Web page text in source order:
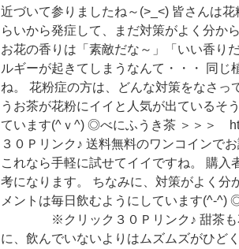
近づいて参りましたね～(>_<) 皆さんは
らいから発症して、まだ対策がよく分か
お花の香りは「素敵だな～」「いい香り
ルギーが起きてしまうなんて・・・ 同
ね。 花粉症の方は、どんな対策をなさっ
うお茶が花粉にイイと人気が出ているそ
ています(^ｖ^) ◎べにふうき茶 ＞
３０Ｐリンク♪ 送料無料のワンコインで
これなら手軽に試せてイイですね。 購入
考になります。 ちなみに、対策がよく分
メントは毎日飲むようにしています(^-
※クリック３０Ｐリンク♪ 甜茶も花
に、飲んでいないよりはムズムズがひど